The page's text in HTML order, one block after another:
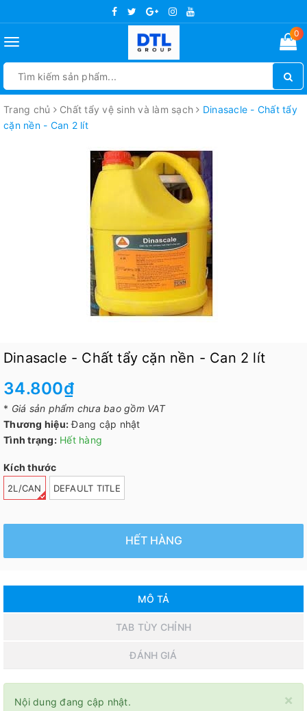
Toggle
0
Trang chủ Chất tẩy vệ sinh và làm sạch
Dinasacle - Chất tẩy
cặn nền - Can 2 lít
Dinasacle - Chất tẩy cặn nền - Can 2 lít
34.800₫
* Giá sản phẩm chưa bao gồm VAT
Thương hiệu: Đang cập nhật
Tình trạng: Hết hàng
Kích thước
2L/CAN DEFAULT TITLE
HẾT HÀNG
MÔ TẢ
TAB TÙY CHỈNH
ĐÁNH GIÁ
×
Nội dung đang cập nhật.